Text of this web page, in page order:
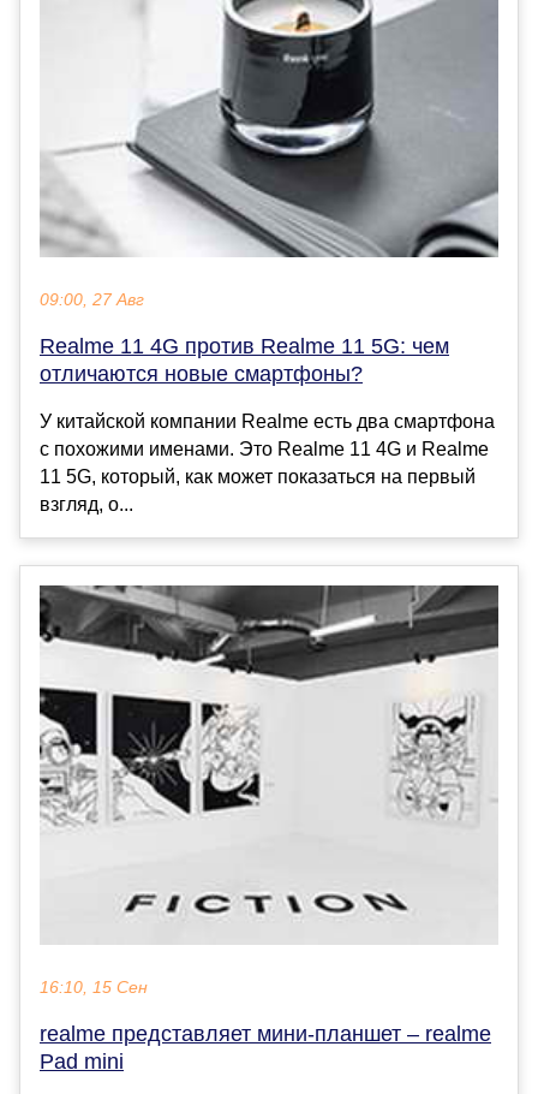
09:00, 27 Авг
Realme 11 4G против Realme 11 5G: чем
отличаются новые смартфоны?
У китайской компании Realme есть два смартфона
с похожими именами. Это Realme 11 4G и Realme
11 5G, который, как может показаться на первый
взгляд, о...
16:10, 15 Сен
realme представляет мини-планшет – realme
Pad mini